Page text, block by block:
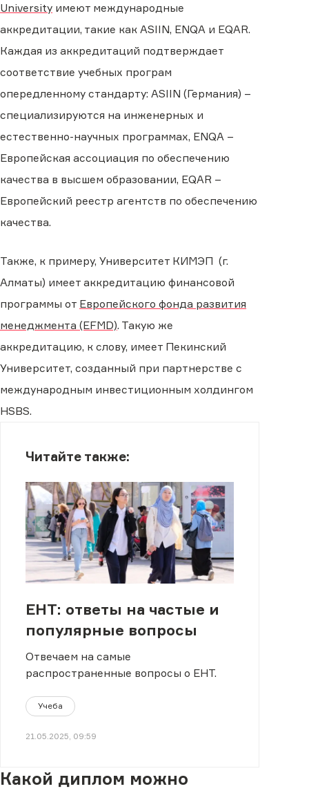
University имеют международные
аккредитации, такие как ASIIN, ENQA и EQAR.
Каждая из аккредитаций подтверждает
соответствие учебных програм
опередленному стандарту: ASIIN (Германия) –
специализируются на инженерных и
естественно-научных программах, ENQA –
Европейская ассоциация по обеспечению
качества в высшем образовании, EQAR –
Европейский реестр агентств по обеспечению
качества.
Также, к примеру, Университет КИМЭП (г.
Алматы) имеет аккредитацию финансовой
программы от Европейского фонда развития
менеджмента (EFMD). Такую же
аккредитацию, к слову, имеет Пекинский
Университет, созданный при партнерстве с
международным инвестиционным холдингом
HSBS.
Читайте также:
ЕНТ: ответы на частые и
популярные вопросы
Отвечаем на самые
распространенные вопросы о ЕНТ.
Учеба
21.05.2025, 09:59
Какой диплом можно